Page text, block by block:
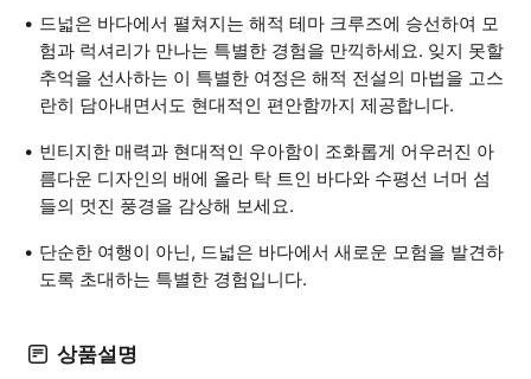
드넓은 바다에서 펼쳐지는 해적 테마 크루즈에 승선하여 모
험과 럭셔리가 만나는 특별한 경험을 만끽하세요. 잊지 못할
추억을 선사하는 이 특별한 여정은 해적 전설의 마법을 고스
란히 담아내면서도 현대적인 편안함까지 제공합니다.
빈티지한 매력과 현대적인 우아함이 조화롭게 어우러진 아
름다운 디자인의 배에 올라 탁 트인 바다와 수평선 너머 섬
들의 멋진 풍경을 감상해 보세요.
단순한 여행이 아닌, 드넓은 바다에서 새로운 모험을 발견하
도록 초대하는 특별한 경험입니다.
상품설명